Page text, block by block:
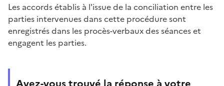
Les accords établis à l'issue de la conciliation entre les
parties intervenues dans cette procédure sont
enregistrés dans les procès-verbaux des séances et
engagent les parties.